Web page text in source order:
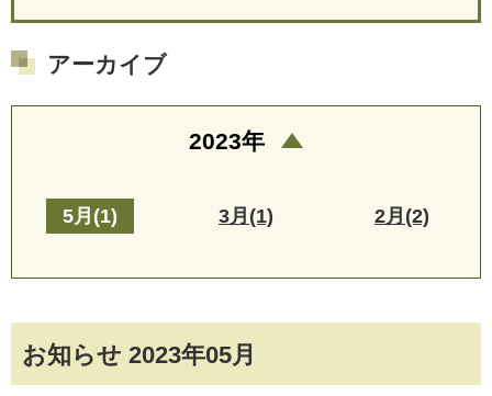
お知らせ 2023年05月
アーカイブ
2023年
5月(1) 3月(1) 2月(2)